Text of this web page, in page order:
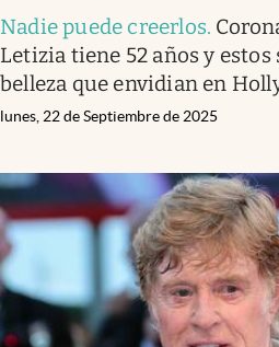
Nadie puede creerlos.
Letizia tiene 52 años y estos
belleza que envidian en
lunes, 22 de Septiembre de 2025